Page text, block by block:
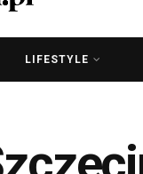
LIFESTYLE